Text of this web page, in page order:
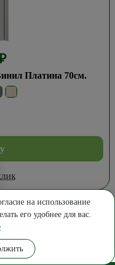
Платина 70см.
на использование
его удобнее для вас.